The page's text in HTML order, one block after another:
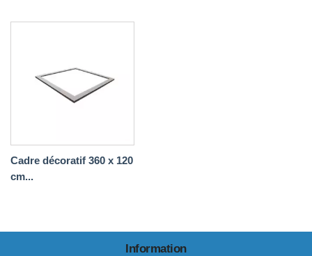
Cadre décoratif 360 x 120
cm...
Information